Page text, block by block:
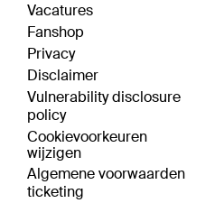
Vacatures
Fanshop
Privacy
Disclaimer
Vulnerability disclosure
policy
Cookievoorkeuren
wijzigen
Algemene voorwaarden
ticketing